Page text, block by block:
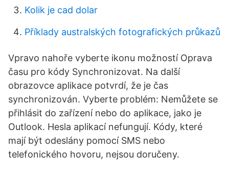
Kolik je cad dolar
Příklady australských fotografických průkazů
Vpravo nahoře vyberte ikonu možností Oprava
času pro kódy Synchronizovat. Na další
obrazovce aplikace potvrdí, že je čas
synchronizován. Vyberte problém: Nemůžete se
přihlásit do zařízení nebo do aplikace, jako je
Outlook. Hesla aplikací nefungují. Kódy, které
mají být odeslány pomocí SMS nebo
telefonického hovoru, nejsou doručeny.